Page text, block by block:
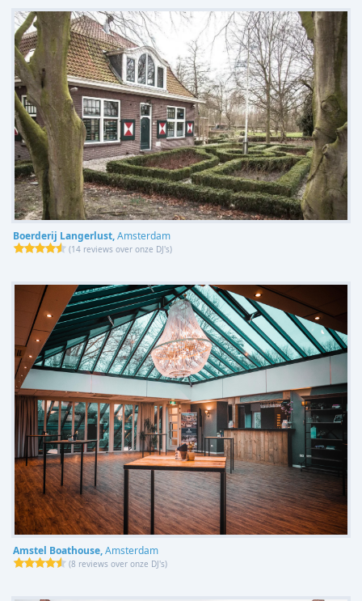
Boerderij Langerlust,Amsterdam
(14 reviews over onze DJ's)
Amstel Boathouse,Amsterdam
(8 reviews over onze DJ's)